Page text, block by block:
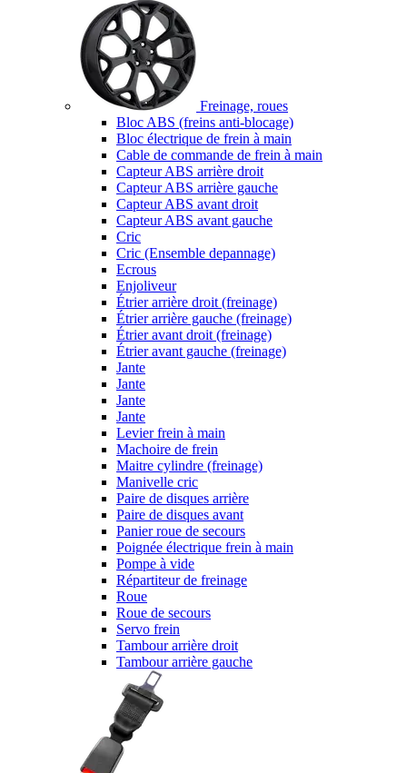
Freinage, roues
Bloc ABS (freins anti-blocage)
Bloc électrique de frein à main
Cable de commande de frein à main
Capteur ABS arrière droit
Capteur ABS arrière gauche
Capteur ABS avant droit
Capteur ABS avant gauche
Cric
Cric (Ensemble depannage)
Ecrous
Enjoliveur
Étrier arrière droit (freinage)
Étrier arrière gauche (freinage)
Étrier avant droit (freinage)
Étrier avant gauche (freinage)
Jante
Jante
Jante
Jante
Levier frein à main
Machoire de frein
Maitre cylindre (freinage)
Manivelle cric
Paire de disques arrière
Paire de disques avant
Panier roue de secours
Poignée électrique frein à main
Pompe à vide
Répartiteur de freinage
Roue
Roue de secours
Servo frein
Tambour arrière droit
Tambour arrière gauche